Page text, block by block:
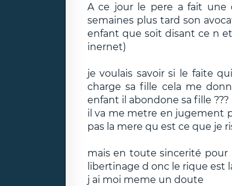
A ce jour le pere a fait une
semaines plus tard son
enfant que soit disant ce n
inernet)
je voulais savoir si le faite
charge sa fille cela me
enfant il abondone sa fille ???
il va me metre en jugement
pas la mere qu est ce que je
mais en toute sincerité pour
libertinage d onc le rique est
j ai moi meme un doute